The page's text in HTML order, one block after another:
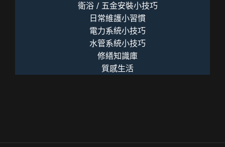
衛浴 / 五金安裝小技巧
日常維護小習慣
電力系統小技巧
水管系統小技巧
修繕知識庫
質感生活